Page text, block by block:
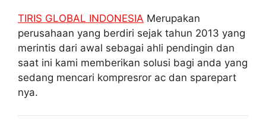
TIRIS GLOBAL INDONESIA Merupakan
perusahaan yang berdiri sejak tahun 2013 yang
merintis dari awal sebagai ahli pendingin dan
saat ini kami memberikan solusi bagi anda yang
sedang mencari kompresror ac dan sparepart
nya.